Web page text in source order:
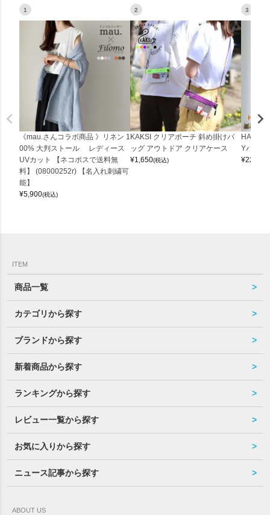
1
《mau.さんコラボ商品 》リネン 1
00% 大判ストール レディース
UVカット 【ネコポスで送料無
料】 (08000252r) 【名入れ刺繍可
能】
¥5,900(税込)
2
KAKSI クリアポーチ 斜め掛けバ
ッグ アウトドア クリアケース
¥1,650(税込)
3
Yバッグ
¥22,000
ITEM
商品一覧
カテゴリから探す
ブランドから探す
新着商品から探す
ランキングから探す
レビュー一覧から探す
お気に入りから探す
ニュース記事から探す
ABOUT US